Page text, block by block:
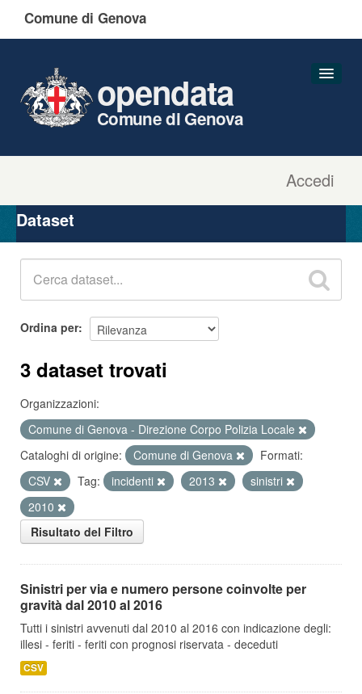
Comune di Genova
Accedi
opendata
Comune di Genova
Organizzazioni
Gruppi
Dataset
Ordina per
3 dataset trovati
Organizzazioni:
Comune di Genova - Direzione Corpo Polizia Locale
Cataloghi di origine:
Comune di Genova
Formati:
CSV
Tag: incidenti 2013
sinistri
2010
Risultato del Filtro
Sinistri per via e numero persone coinvolte per
gravità dal 2010 al 2016
Tutti i sinistri avvenuti dal 2010 al 2016 con indicazione degli:
illesi - feriti - feriti con prognosi riservata - deceduti
CSV